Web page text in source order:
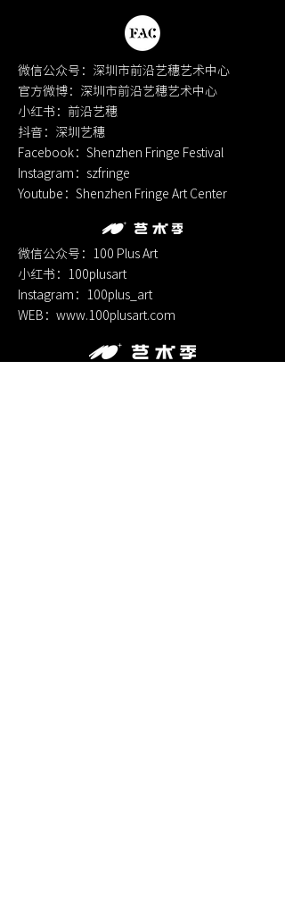
微信公众号：深圳市前沿艺穗艺术中心
官方微博：深圳市前沿艺穗艺术中心
小红书：前沿艺穗
​抖音：深圳艺穗
Facebook：Shenzhen Fringe Festival
Instagram：szfringe
Youtube：Shenzhen Fringe Art Center
微信公众号：100 Plus Art
小红书：100plusart
Instagram：100plus_art
​WEB： www.100plusart.com